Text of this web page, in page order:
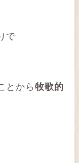
で
とから 牧歌的